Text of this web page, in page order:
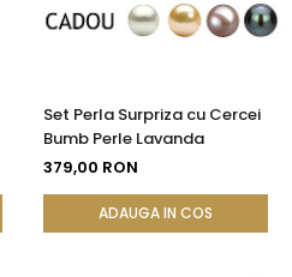
Set Perla Surpriza cu Cercei
Bumb Perle Lavanda
379,00 RON
ADAUGA IN COS